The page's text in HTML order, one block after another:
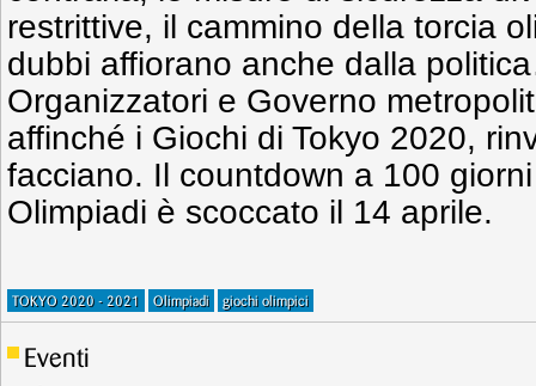
restrittive, il cammino della torcia
dubbi affiorano anche dalla
Organizzatori e Governo
affinché i Giochi di Tokyo 2020,
facciano. Il countdown a 100 giorni
Olimpiadi è scoccato il 14 aprile.
TOKYO 2020 - 2021 Olimpiadi giochi olimpici
Eventi